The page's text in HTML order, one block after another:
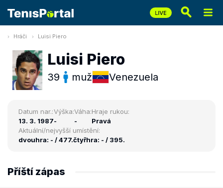
Hráči Luisi Piero
Luisi Piero
39 muž Venezuela
Datum nar.:
13. 3. 1987
Výška:
-
Váha:
-
Hraje rukou:
Pravá
Aktuální/nejvyšší umístění:
dvouhra: - / 477.čtyřhra: - / 395.
Příští zápas